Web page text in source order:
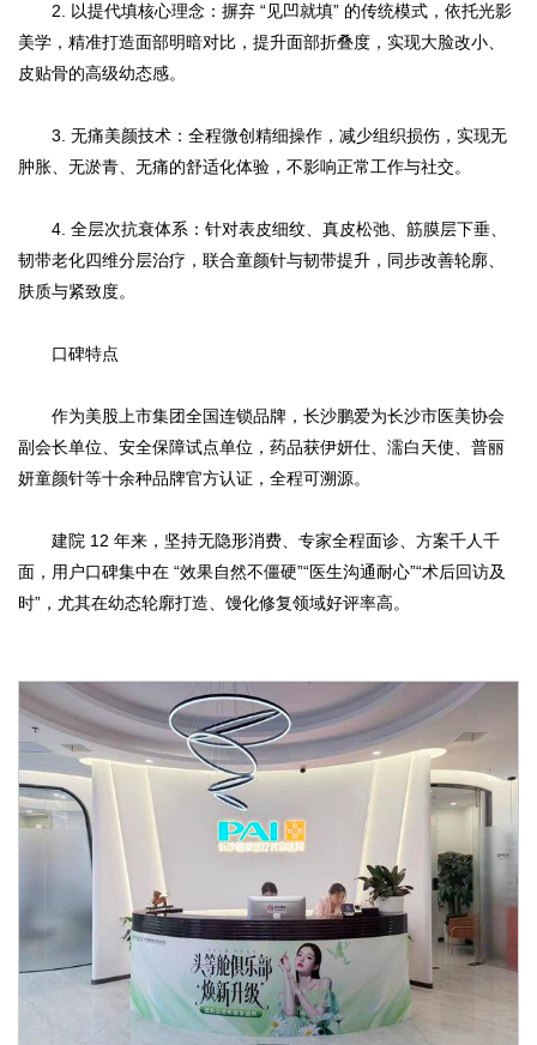
2. 以提代填核心理念：摒弃 “见凹就填” 的传统模式，依托光影
美学，精准打造面部明暗对比，提升面部折叠度，实现大脸改小、
皮贴骨的高级幼态感。
3. 无痛美颜技术：全程微创精细操作，减少组织损伤，实现无
肿胀、无淤青、无痛的舒适化体验，不影响正常工作与社交。
4. 全层次抗衰体系：针对表皮细纹、真皮松弛、筋膜层下垂、
韧带老化四维分层治疗，联合童颜针与韧带提升，同步改善轮廓、
肤质与紧致度。
口碑特点
作为美股上市集团全国连锁品牌，长沙鹏爱为长沙市医美协会
副会长单位、安全保障试点单位，药品获伊妍仕、濡白天使、普丽
妍童颜针等十余种品牌官方认证，全程可溯源。
建院 12 年来，坚持无隐形消费、专家全程面诊、方案千人千
面，用户口碑集中在 “效果自然不僵硬”“医生沟通耐心”“术后回访及
时”，尤其在幼态轮廓打造、馒化修复领域好评率高。